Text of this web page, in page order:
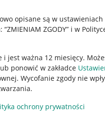
opisane są w ustawieniach
ZGODY” i w
jest ważna 12 miesięcy.
ponowić w zakładce
Wycofanie zgody nie
ochrony prywatności